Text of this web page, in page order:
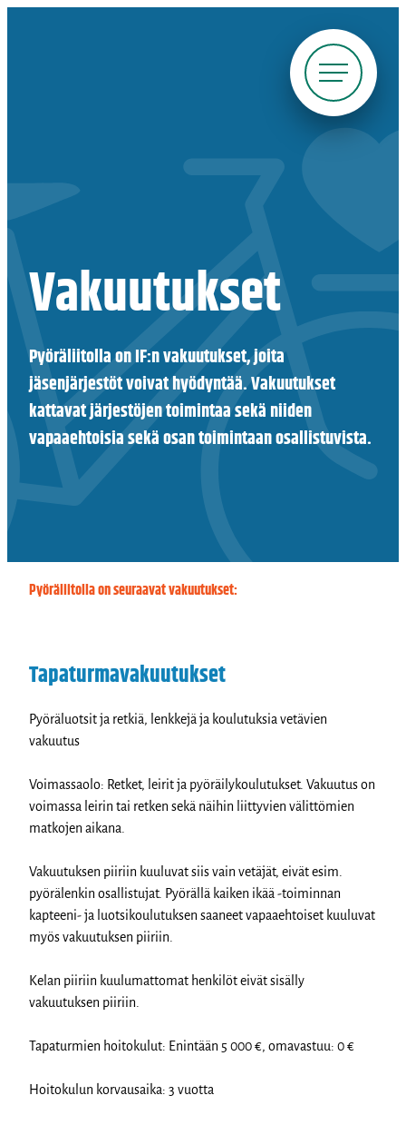
Vakuutukset
Pyöräliitolla on IF:n vakuutukset, joita
jäsenjärjestöt voivat hyödyntää. Vakuutukset
kattavat järjestöjen toimintaa sekä niiden
vapaaehtoisia sekä osan toimintaan osallistuvista.
Pyöräliitolla on seuraavat vakuutukset:
Tapaturmavakuutukset
Pyöräluotsit ja retkiä, lenkkejä ja koulutuksia vetävien
vakuutus
Voimassaolo: Retket, leirit ja pyöräilykoulutukset. Vakuutus on
voimassa leirin tai retken sekä näihin liittyvien välittömien
matkojen aikana.
Vakuutuksen piiriin kuuluvat siis vain vetäjät, eivät esim.
pyörälenkin osallistujat. Pyörällä kaiken ikää -toiminnan
kapteeni- ja luotsikoulutuksen saaneet vapaaehtoiset kuuluvat
myös vakuutuksen piiriin.
Kelan piiriin kuulumattomat henkilöt eivät sisälly
vakuutuksen piiriin.
Tapaturmien hoitokulut: Enintään 5 000 €, omavastuu: 0 €
Hoitokulun korvausaika: 3 vuotta